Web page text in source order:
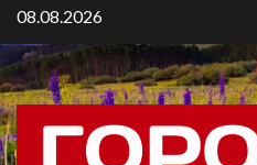
08.08.2026